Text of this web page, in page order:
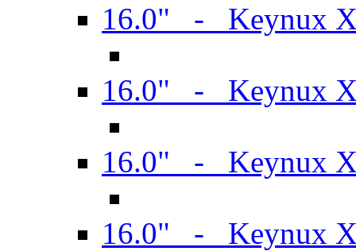
16.0" - Keynux
16.0" - Keynux
16.0" - Keynux
16.0" - Keynux